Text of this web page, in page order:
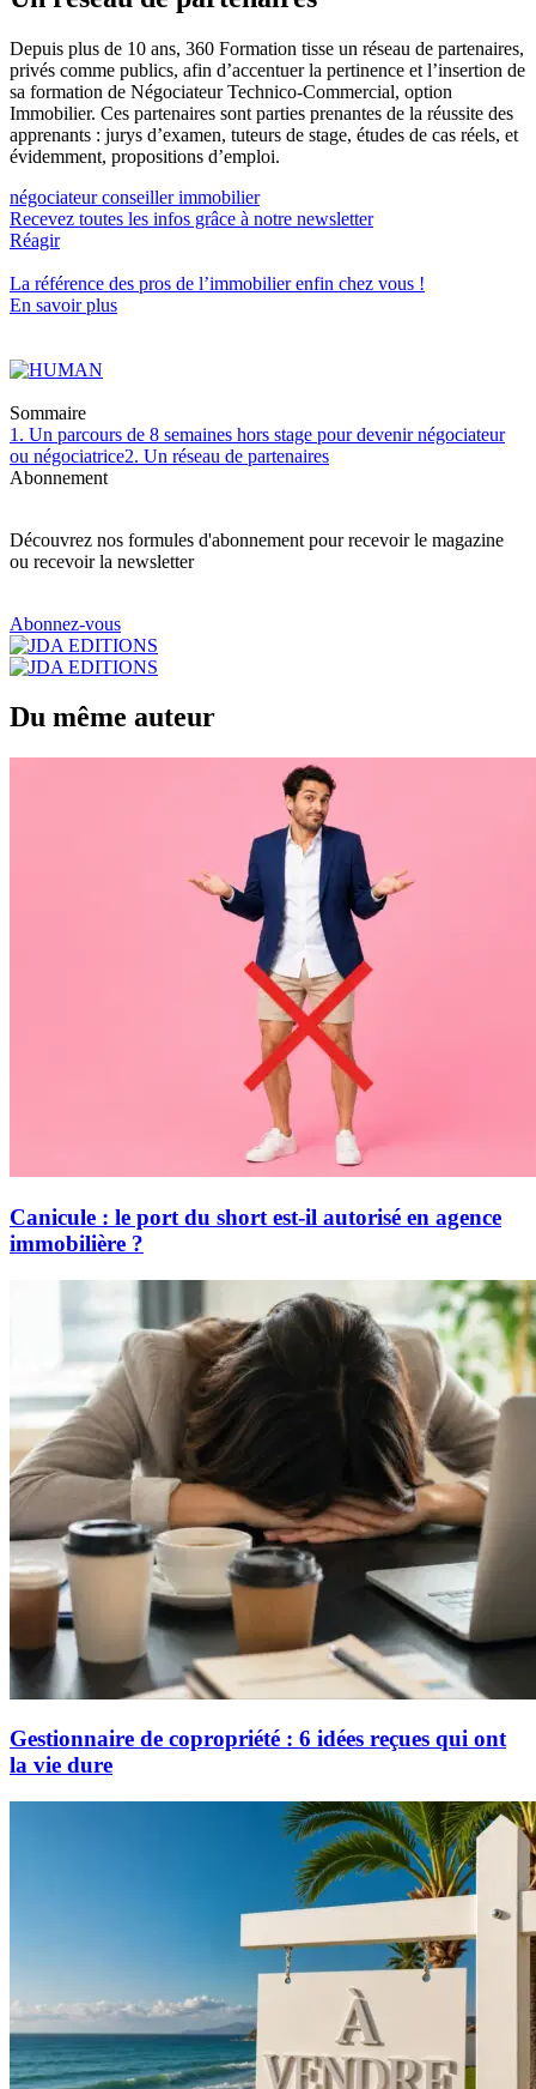
Depuis plus de 10 ans, 360 Formation tisse un réseau de partenaires,
privés comme publics, afin d’accentuer la pertinence et l’insertion de
sa formation de Négociateur Technico-Commercial, option
Immobilier. Ces partenaires sont parties prenantes de la réussite des
apprenants : jurys d’examen, tuteurs de stage, études de cas réels, et
évidemment, propositions d’emploi.
négociateur conseiller immobilier
Recevez toutes les infos grâce à notre newsletter
Réagir
La référence des pros de l’immobilierenfin chez vous !
En savoir plus
Sommaire
1. Un parcours de 8 semaines hors stage pour devenir négociateur
ou négociatrice2. Un réseau de partenaires
Abonnement
Découvrez nos formules d'abonnement pour recevoir le magazine
ou recevoir la newsletter
Abonnez-vous
Du même auteur
Canicule : le port du short est-il autorisé en agence
immobilière ?
Gestionnaire de copropriété : 6 idées reçues qui ont
la vie dure